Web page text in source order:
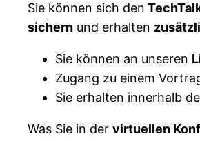
Sie können sich den
sichern und erhalten
Sie können an unseren
Zugang zu einem
Sie erhalten innerhalb
Was Sie in der virtuellen